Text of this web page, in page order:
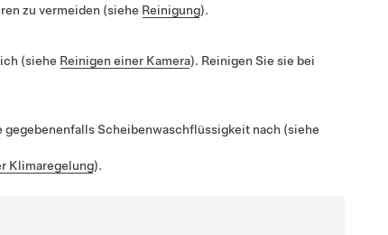
zu vermeiden (siehe Reinigung).
(siehe Reinigen einer Kamera). Reinigen Sie sie bei
Scheibenwaschflüssigkeit nach (siehe
Klimaregelung).